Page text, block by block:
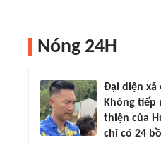
Nóng 24H
Đại diện xã
Không tiếp
thiện của
chỉ có 24